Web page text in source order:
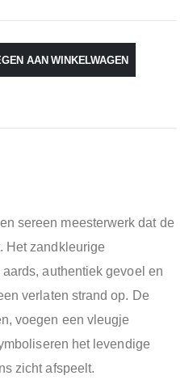
AAN WINKELWAGEN
sereen meesterwerk dat de
Het zandkleurige
authentiek gevoel en
verlaten strand op. De
voegen een vleugje
het levendige
zicht afspeelt.